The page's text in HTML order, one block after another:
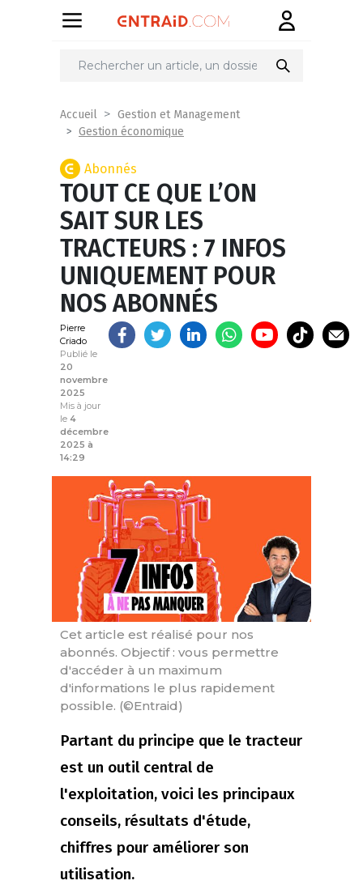
Partager
Accueil
Gestion et Management
Gestion économique
Abonnés
TOUT CE QUE L’ON
SAIT SUR LES
TRACTEURS : 7 INFOS
UNIQUEMENT POUR
NOS ABONNÉS
Pierre
Criado
Publié le
20
novembre
2025
Mis à jour
le 4
décembre
2025 à
14:29
Cet article est réalisé pour nos
abonnés. Objectif : vous permettre
d'accéder à un maximum
d'informations le plus rapidement
possible. (©Entraid)
Partant du principe que le tracteur
est un outil central de
l'exploitation, voici les principaux
conseils, résultats d'étude,
chiffres pour améliorer son
utilisation.